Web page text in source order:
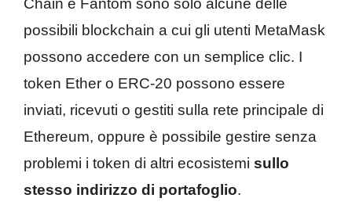
Chain e Fantom sono solo alcune delle
possibili blockchain a cui gli utenti MetaMask
possono accedere con un semplice clic. I
token Ether o ERC-20 possono essere
inviati, ricevuti o gestiti sulla rete principale di
Ethereum, oppure è possibile gestire senza
problemi i token di altri ecosistemi sullo
stesso indirizzo di portafoglio.